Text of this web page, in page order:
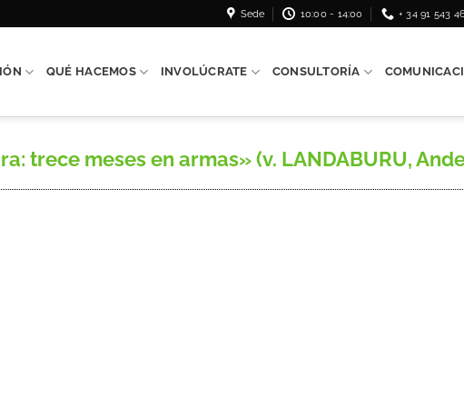
Sede 10:00 - 14:00 + 34 91 543
QUÉ HACEMOS INVOLÚCRATE CONSULTORÍA
trece meses en armas» (v. LANDABURU,